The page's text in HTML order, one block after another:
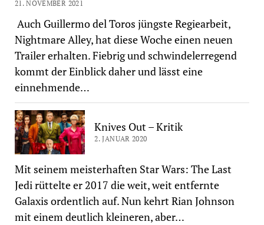
21. NOVEMBER 2021
Auch Guillermo del Toros jüngste Regiearbeit,
Nightmare Alley, hat diese Woche einen neuen
Trailer erhalten. Fiebrig und schwindelerregend
kommt der Einblick daher und lässt eine
einnehmende…
Knives Out – Kritik
2. JANUAR 2020
Mit seinem meisterhaften Star Wars: The Last
Jedi rüttelte er 2017 die weit, weit entfernte
Galaxis ordentlich auf. Nun kehrt Rian Johnson
mit einem deutlich kleineren, aber…